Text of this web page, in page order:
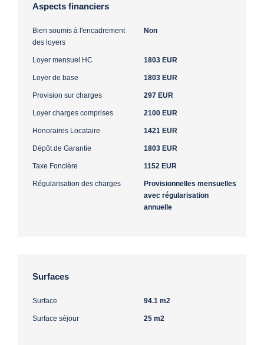
Aspects financiers
Bien soumis à l'encadrement
des loyers
Non
Loyer mensuel HC 1803 EUR
Loyer de base 1803 EUR
Provision sur charges 297 EUR
Loyer charges comprises 2100 EUR
Honoraires Locataire 1421 EUR
Dépôt de Garantie 1803 EUR
Taxe Foncière 1152 EUR
Régularisation des charges
Provisionnelles mensuelles
avec régularisation
annuelle
Surfaces
Surface 94.1 m2
Surface séjour 25 m2